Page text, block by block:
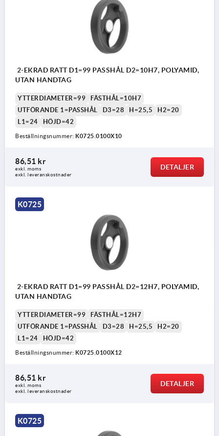
2-EKRAD RATT D1=99 PASSHÅL D2=10H7, POLYAMID,
UTAN HANDTAG
YTTERDIAMETER=99
FÄSTHÅL=10H7
UTFÖRANDE 1=PASSHÅL
D3=28 H=25,5
H2=20
L1=24
HÖJD=42
Beställningsnummer: K0725.0100X10
86,51 kr
exkl. moms
exkl. leveranskostnader
DETALJER
K0725
2-EKRAD RATT D1=99 PASSHÅL D2=12H7, POLYAMID,
UTAN HANDTAG
YTTERDIAMETER=99
FÄSTHÅL=12H7
UTFÖRANDE 1=PASSHÅL
D3=28 H=25,5
H2=20
L1=24
HÖJD=42
Beställningsnummer: K0725.0100X12
86,51 kr
exkl. moms
exkl. leveranskostnader
DETALJER
K0725